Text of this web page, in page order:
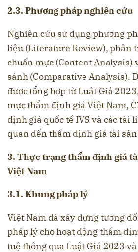
2.3. Phương pháp nghiên cứu
Nghiên cứu sử dụng phương
liệu (Literature Review), phân
chuẩn mực (Content Analysis)
sánh (Comparative Analysis).
được tổng hợp từ Luật Giá
mực thẩm định giá Việt Nam,
định giá quốc tế IVS và các tài
quan đến thẩm định giá tài
3. Thực trạng thẩm định giá
Việt Nam
3.1. Khung pháp lý
Việt Nam đã xây dựng tương
pháp lý cho hoạt động thẩm
tuệ thông qua Luật Giá 2023